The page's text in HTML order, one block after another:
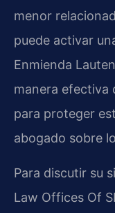
menor
puede activar
Enmienda
manera efectiva
para proteger
abogado sobre
Para discutir su
Law Offices Of